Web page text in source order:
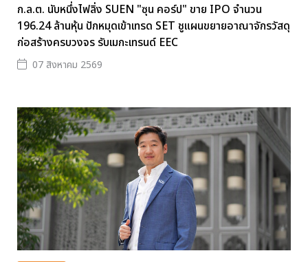
ก.ล.ต. นับหนึ่งไฟลิ่ง SUEN "ซุน คอร์ป" ขาย IPO จำนวน
196.24 ล้านหุ้น ปักหมุดเข้าเทรด SET ชูแผนขยายอาณาจักรวัสดุ
ก่อสร้างครบวงจร รับเมกะเทรนด์ EEC
07 สิงหาคม 2569